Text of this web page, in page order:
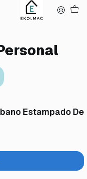
Personal
Estampado De